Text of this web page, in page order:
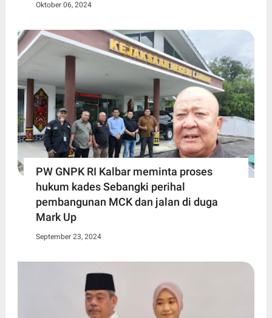
Oktober 06, 2024
PW GNPK RI Kalbar meminta proses
hukum kades Sebangki perihal
pembangunan MCK dan jalan di duga
Mark Up
September 23, 2024